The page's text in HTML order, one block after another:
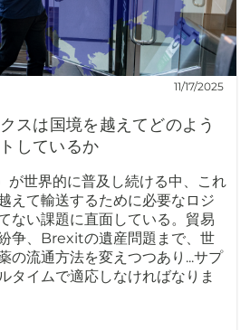
11/17/2025
スは国境を越えてどのよう
しているか
が世界的に普及し続ける中、これ
えて輸送するために必要なロジ
ない課題に直面している。貿易
争、Brexitの遺産問題まで、世
の流通方法を変えつつあり...サプ
タイムで適応しなければなりま